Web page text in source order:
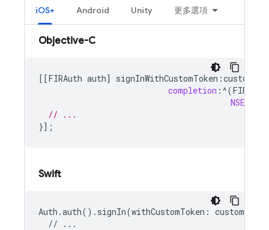
iOS+ Android Unity 更多選項
Objective-C
[[FIRAuth auth] signInWithCustomToken :
completion : ^(
NSError
// ...
}];
Swift
Auth.auth().signIn(withCustomToken:
  // ...